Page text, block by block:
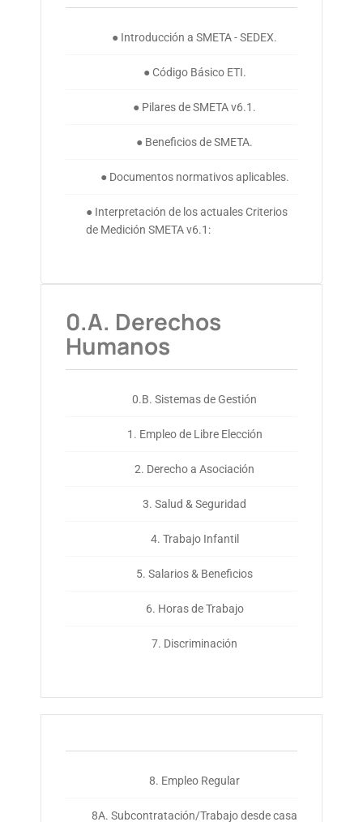
● Introducción a SMETA - SEDEX.
● Código Básico ETI.
● Pilares de SMETA v6.1.
● Beneficios de SMETA.
● Documentos normativos aplicables.
● Interpretación de los actuales Criterios
de Medición SMETA v6.1:
0.A. Derechos
Humanos
0.B. Sistemas de Gestión
1. Empleo de Libre Elección
2. Derecho a Asociación
3. Salud & Seguridad
4. Trabajo Infantil
5. Salarios & Beneficios
6. Horas de Trabajo
7. Discriminación
8. Empleo Regular
8A. Subcontratación/Trabajo desde casa